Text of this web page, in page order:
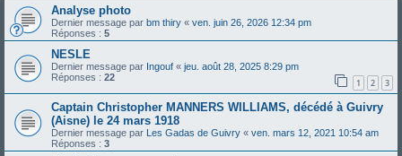
Analyse photo
Dernier message par bm thiry « ven. juin 26, 2026 12:34 pm
Réponses : 5
NESLE
Dernier message par Ingouf « jeu. août 28, 2025 8:29 pm
Réponses : 22 1 2 3
Captain Christopher MANNERS WILLIAMS, décédé à Guivry
(Aisne) le 24 mars 1918
Dernier message par Les Gadas de Guivry « ven. mars 12, 2021 10:54 am
Réponses : 3